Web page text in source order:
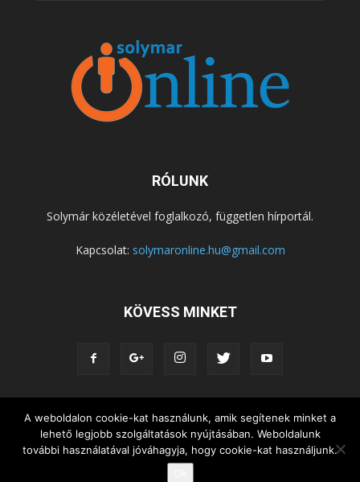
RÓLUNK
Solymár közéletével foglalkozó, független hírportál.
Kapcsolat: solymaronline.hu@gmail.com
KÖVESS MINKET
KÖZÉLET KÖZÖSSÉGEK
SZABADIDŐ
NEMZETISÉG, HELYTÖRTÉNET
RIPORTOK
KÖZÉRDEKŰ INFORMÁCIÓK
A weboldalon cookie-kat használunk, amik segítenek minket a
lehető legjobb szolgáltatások nyújtásában. Weboldalunk
további használatával jóváhagyja, hogy cookie-kat használjunk.